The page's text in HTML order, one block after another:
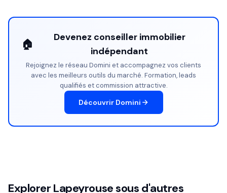
🏠
Devenez conseiller immobilier
indépendant
Rejoignez le réseau Domini et accompagnez vos clients
avec les meilleurs outils du marché. Formation, leads
qualifiés et commission attractive.
Découvrir Domini
Explorer Lapeyrouse sous d'autres